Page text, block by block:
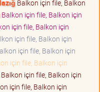
Balkon için file, Balkon
Balkon için file, Balkon için
için file, Balkon için
için file, Balkon için
için file, Balkon için
için file, Balkon için
Balkon için file, Balkon için
için file, Balkon için